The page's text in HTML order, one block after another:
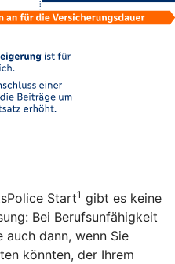
Start1 gibt es keine
Bei Berufsunfähigkeit
auch dann, wenn Sie
könnten, der Ihrem